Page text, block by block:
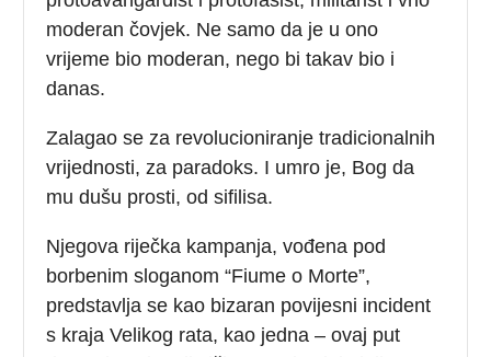
moderan čovjek. Ne samo da je u ono
vrijeme bio moderan, nego bi takav bio i
danas.
Zalagao se za revolucioniranje tradicionalnih
vrijednosti, za paradoks. I umro je, Bog da
mu dušu prosti, od sifilisa.
Njegova riječka kampanja, vođena pod
borbenim sloganom “Fiume o Morte”,
predstavlja se kao bizaran povijesni incident
s kraja Velikog rata, kao jedna – ovaj put